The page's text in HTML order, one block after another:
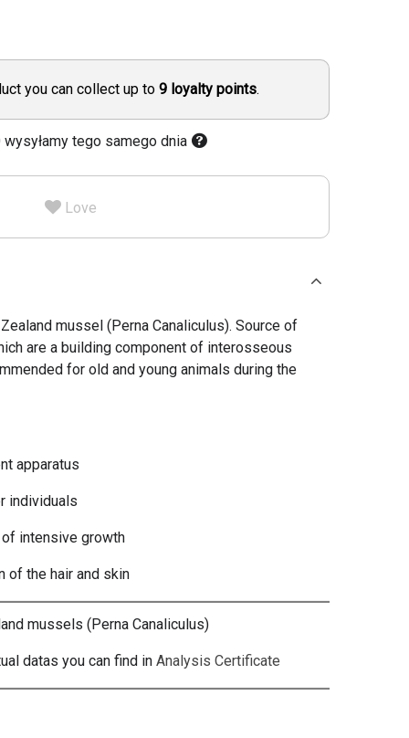
psom, z uwagi na pochodzenia, smak jak
you can collect up to 9 loyalty points.
tego samego dnia
Love
mussel (Perna Canaliculus). Source of
are a building component of interosseous
for old and young animals during the
apparatus
individuals
intensive growth
of the hair and skin
mussels (Perna Canaliculus)
datas you can find in Analysis Certificate